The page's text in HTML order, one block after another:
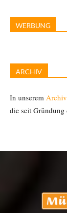
WERBUNG
ARCHIV
In unserem Archiv
die seit Gründung